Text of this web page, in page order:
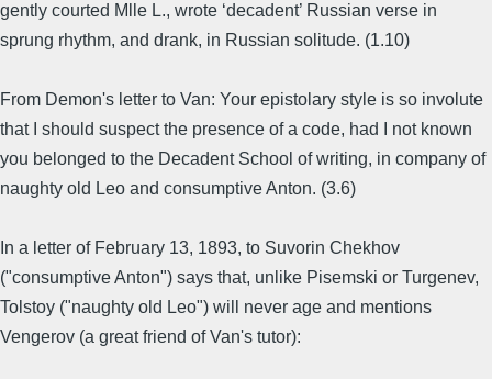
gently courted Mlle L., wrote ‘decadent’ Russian verse in
sprung rhythm, and drank, in Russian solitude. (1.10)
From Demon's letter to Van: Your epistolary style is so involute
that I should suspect the presence of a code, had I not known
you belonged to the Decadent School of writing, in company of
naughty old Leo and consumptive Anton. (3.6)
In a letter of February 13, 1893, to Suvorin Chekhov
("consumptive Anton") says that, unlike Pisemski or Turgenev,
Tolstoy ("naughty old Leo") will never age and mentions
Vengerov (a great friend of Van's tutor):